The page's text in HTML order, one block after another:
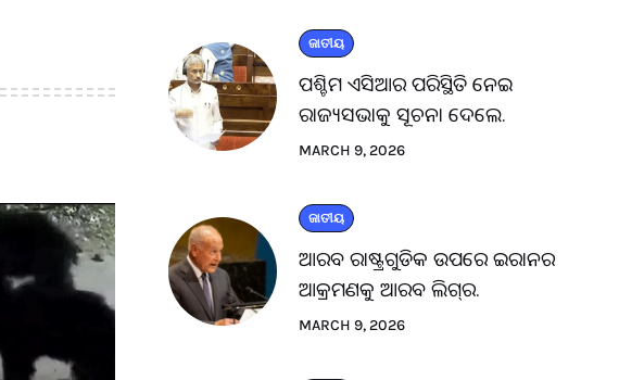
ଜାତୀୟ
ପଶ୍ଚିମ ଏସିଆର ପରିସ୍ଥିତି ନେଇ
ରାଜ୍ୟସଭାକୁ ସୂଚନା ଦେଲେ.
MARCH 9, 2026
ଜାତୀୟ
ଆରବ ରାଷ୍ଟ୍ରଗୁଡିକ ଉପରେ ଇରାନର
ଆକ୍ରମଣକୁ ଆରବ ଲିଗ୍‌ର.
MARCH 9, 2026